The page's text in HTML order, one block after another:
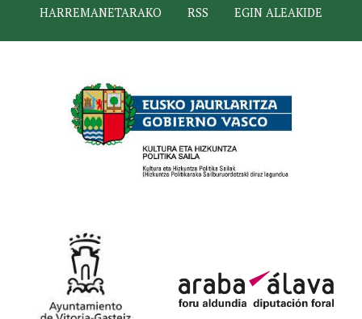
HARREMANETARAKO
RSS EGIN ALEAKIDE